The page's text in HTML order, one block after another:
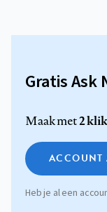
Gratis Ask
Maak met2
ACCOUNT
Heb je al een